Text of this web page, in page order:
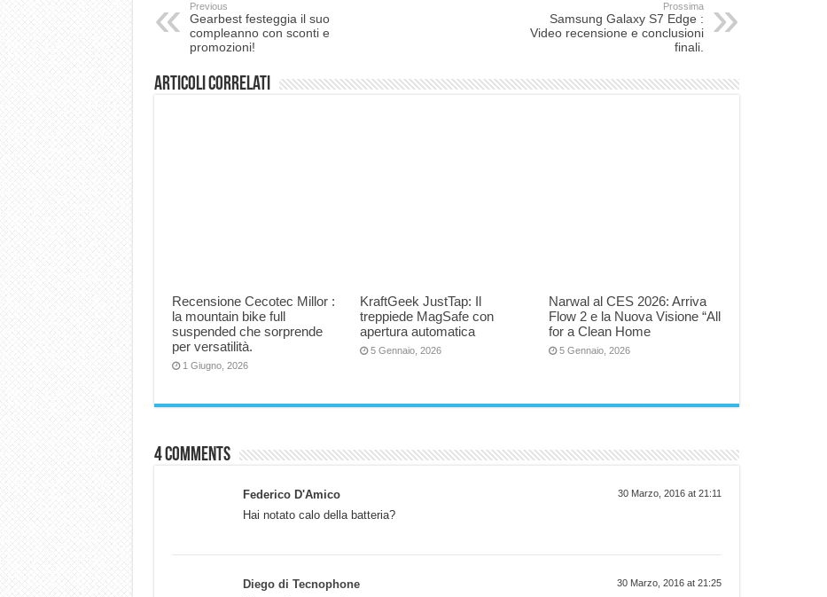
Previous
Gearbest festeggia il suo
compleanno con sconti e
promozioni!
Prossima
Samsung Galaxy S7 Edge :
Video recensione e conclusioni
finali.
Articoli correlati
Recensione Cecotec Millor :
la mountain bike full
suspended che sorprende
per versatilità.
1 Giugno, 2026
KraftGeek JustTap: Il
treppiede MagSafe con
apertura automatica
5 Gennaio, 2026
Narwal al CES 2026: Arriva
Flow 2 e la Nuova Visione “All
for a Clean Home
5 Gennaio, 2026
4 comments
Federico D'Amico 30 Marzo, 2016 at 21:11
Hai notato calo della batteria?
Diego di Tecnophone 30 Marzo, 2016 at 21:25